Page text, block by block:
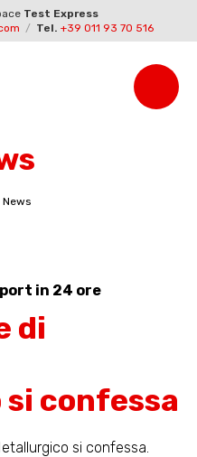
Test Express
/ Tel. +39 011 93 70 516
News
in 24 ore
di
confessa
si confessa.